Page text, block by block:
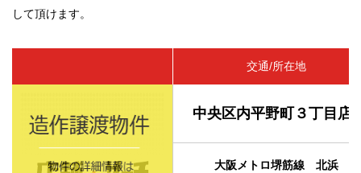
して頂けます。
交通/所在地
中央区内平野町３丁目
大阪メトロ堺筋線 北浜